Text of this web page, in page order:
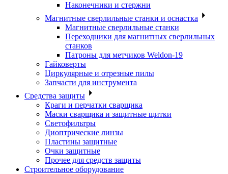
Наконечники и стержни
Магнитные сверлильные станки и оснастка
Магнитные сверлильные станки
Переходники для магнитных сверлильных
станков
Патроны для метчиков Weldon-19
Гайковерты
Циркулярные и отрезные пилы
Запчасти для инструмента
Средства защиты
Краги и перчатки сварщика
Маски сварщика и защитные щитки
Светофильтры
Диоптрические линзы
Пластины защитные
Очки защитные
Прочее для средств защиты
Строительное оборудование